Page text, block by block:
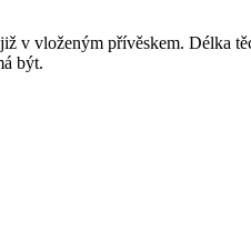
v vloženým přívěskem. Délka
být.